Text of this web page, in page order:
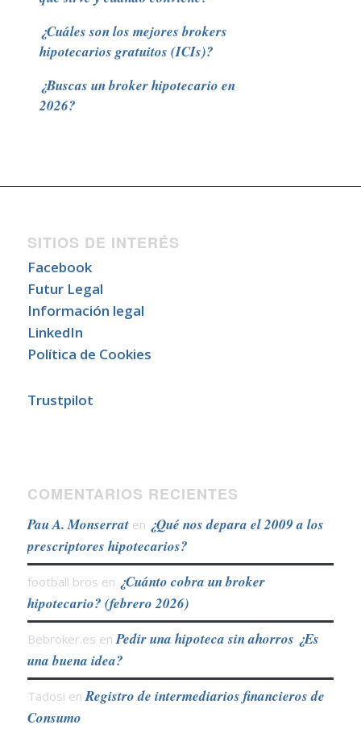
¿Cuáles son los mejores brokers
hipotecarios gratuitos (ICIs)?
¿Buscas un broker hipotecario en
2026?
SITIOS DE INTERÉS
Facebook
Futur Legal
Información legal
LinkedIn
Política de Cookies
Trustpilot
COMENTARIOS RECIENTES
Pau A. Monserraten ¿Qué nos depara el 2009 a los
prescriptores hipotecarios?
football bros en ¿Cuánto cobra un broker
hipotecario? (febrero 2026)
Bebroker.es enPedir una hipoteca sin ahorros ¿Es
una buena idea?
Tadosi enRegistro de intermediarios financieros de
Consumo